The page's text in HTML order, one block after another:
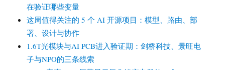
在验证哪些变量
这周值得关注的 5 个 AI 开源项目：模型、路由、部
署、设计与协作
1.6T光模块与AI PCB进入验证期：剑桥科技、景旺电
子与NPO的三条线索